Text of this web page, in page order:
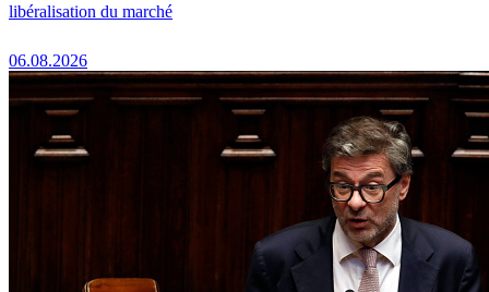
libéralisation du marché
06.08.2026